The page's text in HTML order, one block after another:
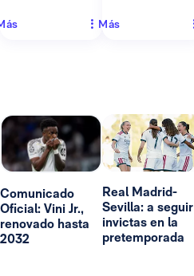
Más
Comunicado
Oficial: Vini Jr.,
renovado hasta
2032
Real Madrid-
Sevilla: a seguir
invictas en la
pretemporada